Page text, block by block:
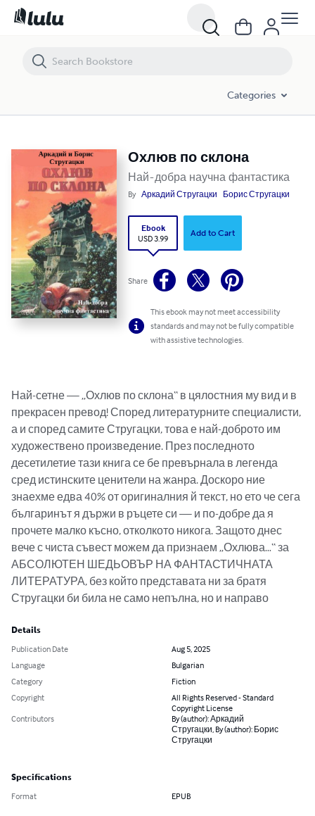
Categories
Охлюв по склона
Най-добра научна фантастика
By Аркадий Стругацки Борис Стругацки
Ebook
USD 3.99
Add to Cart
Share
This ebook may not meet accessibility
standards and may not be fully compatible
with assistive technologies.
Най-сетне — „Охлюв по склона“ в цялостния му вид и в
прекрасен превод! Според литературните специалисти,
а и според самите Стругацки, това е най-доброто им
художествено произведение. През последното
десетилетие тази книга се бе превърнала в легенда
сред истинските ценители на жанра. Доскоро ние
знаехме едва 40% от оригиналния й текст, но ето че сега
българинът я държи в ръцете си — и по-добре да я
прочете малко късно, отколкото никога. Защото днес
вече с чиста съвест можем да признаем „Охлюва…“ за
АБСОЛЮТЕН ШЕДЬОВЪР НА ФАНТАСТИЧНАТА
ЛИТЕРАТУРА, без който представата ни за братя
Стругацки би била не само непълна, но и направо
Details
Publication Date
Aug 5, 2025
Language
Bulgarian
Category
Fiction
Copyright
All Rights Reserved - Standard
Copyright License
Contributors
By (author): Аркадий
Стругацки, By (author): Борис
Стругацки
Specifications
Format EPUB
Охлюв по склона